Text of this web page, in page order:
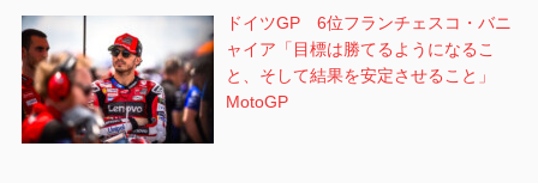
ドイツGP 6位フランチェスコ・バニ
ャイア「目標は勝てるようになるこ
と、そして結果を安定させること」
MotoGP